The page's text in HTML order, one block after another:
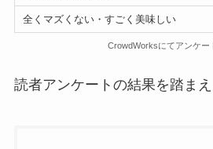
全くマズくない・すごく美味しい
CrowdWorksにてアンケー
読者アンケートの結果を踏まえ